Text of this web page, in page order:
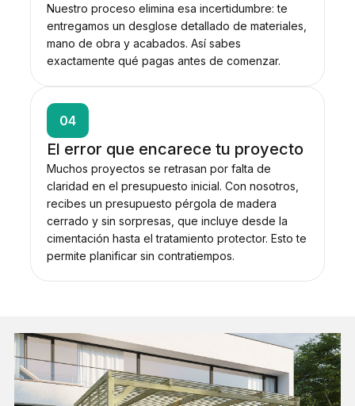
Nuestro proceso elimina esa incertidumbre: te
entregamos un desglose detallado de materiales,
mano de obra y acabados. Así sabes
exactamente qué pagas antes de comenzar.
04
El error que encarece tu proyecto
Muchos proyectos se retrasan por falta de
claridad en el presupuesto inicial. Con nosotros,
recibes un presupuesto pérgola de madera
cerrado y sin sorpresas, que incluye desde la
cimentación hasta el tratamiento protector. Esto te
permite planificar sin contratiempos.